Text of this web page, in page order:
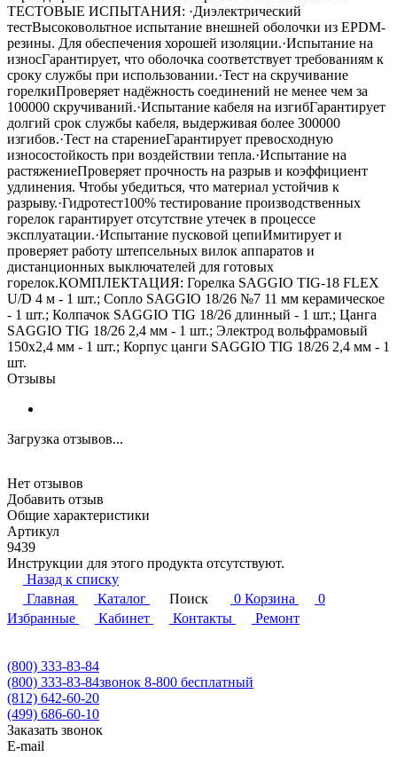
ТЕСТОВЫЕ ИСПЫТАНИЯ: ·Диэлектрический
тестВысоковольтное испытание внешней оболочки из EPDM-
резины. Для обеспечения хорошей изоляции.·Испытание на
износГарантирует, что оболочка соответствует требованиям к
сроку службы при использовании.·Тест на скручивание
горелкиПроверяет надёжность соединений не менее чем за
100000 скручиваний.·Испытание кабеля на изгибГарантирует
долгий срок службы кабеля, выдерживая более 300000
изгибов.·Тест на старениеГарантирует превосходную
износостойкость при воздействии тепла.·Испытание на
растяжениеПроверяет прочность на разрыв и коэффициент
удлинения. Чтобы убедиться, что материал устойчив к
разрыву.·Гидротест100% тестирование производственных
горелок гарантирует отсутствие утечек в процессе
эксплуатации.·Испытание пусковой цепиИмитирует и
проверяет работу штепсельных вилок аппаратов и
дистанционных выключателей для готовых
горелок.КОМПЛЕКТАЦИЯ: Горелка SAGGIO TIG-18 FLEX
U/D 4 м - 1 шт.; Сопло SAGGIO 18/26 №7 11 мм керамическое
- 1 шт.; Колпачок SAGGIO TIG 18/26 длинный - 1 шт.; Цанга
SAGGIO TIG 18/26 2,4 мм - 1 шт.; Электрод вольфрамовый
150х2,4 мм - 1 шт.; Корпус цанги SAGGIO TIG 18/26 2,4 мм - 1
шт.
Отзывы
Загрузка отзывов...
Нет отзывов
Добавить отзыв
Общие характеристики
Артикул
9439
Инструкции для этого продукта отсутствуют.
Назад к списку
Главная
Каталог Поиск 0 Корзина
0
Избранные
Кабинет Контакты Ремонт
(800) 333-83-84
(800) 333-83-84звонок 8-800 бесплатный
(812) 642-60-20
(499) 686-60-10
Заказать звонок
E-mail